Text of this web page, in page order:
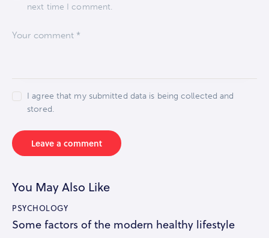
next time I comment.
I agree that my submitted data is being collected and
stored.
You May Also Like
PSYCHOLOGY
Some factors of the modern healthy lifestyle